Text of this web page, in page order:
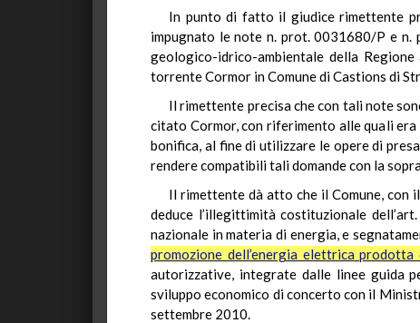
In punto di fatto il giudice rimettente
impugnato le note n. prot. 0031680/P e n.
geologico-idrico-ambientale della
torrente Cormor in Comune di Castions di
Il rimettente precisa che con tali note
citato Cormor, con riferimento alle quali
bonifica, al fine di utilizzare le opere di
rendere compatibili tali domande con la
Il rimettente dà atto che il Comune, con
deduce l’illegittimità costituzionale
nazionale in materia di energia, e
promozione dell’energia elettrica
autorizzative, integrate dalle linee guida
sviluppo economico di concerto con il
settembre 2010.